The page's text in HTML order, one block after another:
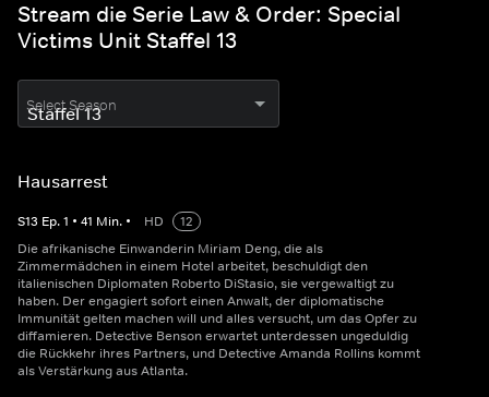
Stream die Serie Law & Order: Special
Victims Unit Staffel 13
Select Season
Hausarrest
S13 Ep.1 • 41 Min. • HD
12
Die afrikanische Einwanderin Miriam Deng, die als
Zimmermädchen in einem Hotel arbeitet, beschuldigt den
italienischen Diplomaten Roberto DiStasio, sie vergewaltigt zu
haben. Der engagiert sofort einen Anwalt, der diplomatische
Immunität gelten machen will und alles versucht, um das Opfer zu
diffamieren. Detective Benson erwartet unterdessen ungeduldig
die Rückkehr ihres Partners, und Detective Amanda Rollins kommt
als Verstärkung aus Atlanta.